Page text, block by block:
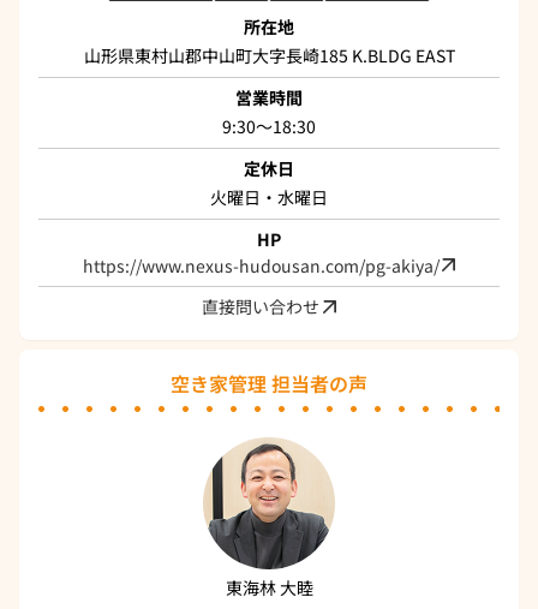
所在地
山形県東村山郡中山町大字長崎185 K.BLDG EAST
営業時間
9:30～18:30
定休日
火曜日・水曜日
HP
https://www.nexus-hudousan.com/pg-akiya/
直接問い合わせ
空き家管理 担当者の声
東海林 大睦